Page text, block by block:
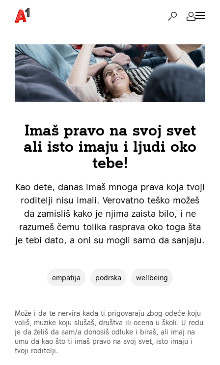
Imaš pravo na svoj svet
ali isto imaju i ljudi oko
tebe!
Kao dete, danas imaš mnoga prava koja tvoji
roditelji nisu imali. Verovatno teško možeš
da zamisliš kako je njima zaista bilo, i ne
razumeš čemu tolika rasprava oko toga šta
je tebi dato, a oni su mogli samo da sanjaju.
empatija podrska wellbeing
Može i da te nervira kada ti prigovaraju zbog odeće koju
voliš, muzike koju slušaš, društva ili ocena u školi. U redu
je da želiš da sam/a donosiš odluke i biraš, ali imaj na
umu da kao što ti imaš pravo na svoj svet, isto imaju i
tvoji roditelji.